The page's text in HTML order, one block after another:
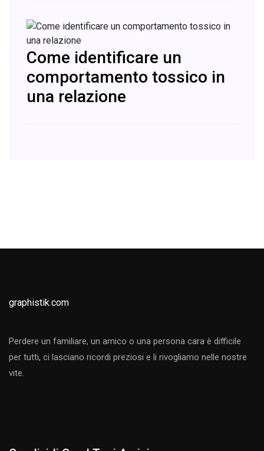
Come identificare un
comportamento tossico in
una relazione
graphistik.com
Perdere un familiare, un amico o una persona cara è difficile
per tutti, ci lasciano ricordi preziosi e li rivogliamo nelle nostre
vite.